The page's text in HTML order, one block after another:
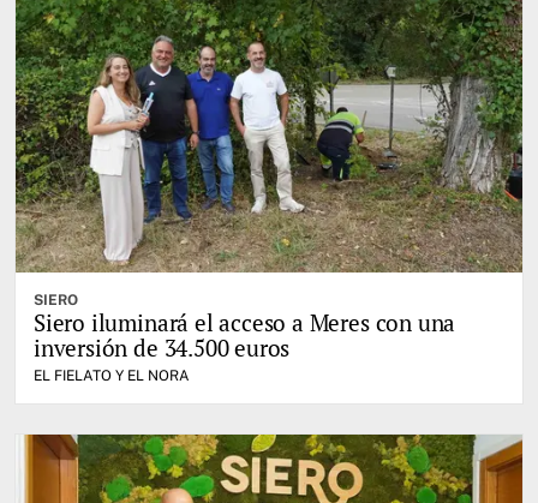
SIERO
Siero iluminará el acceso a Meres con una
inversión de 34.500 euros
EL FIELATO Y EL NORA